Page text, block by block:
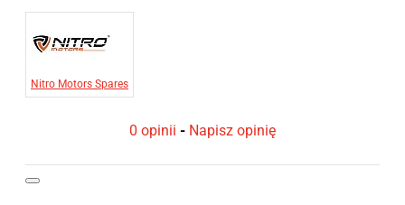
Nitro Motors Spares
0 opinii - Napisz opinię